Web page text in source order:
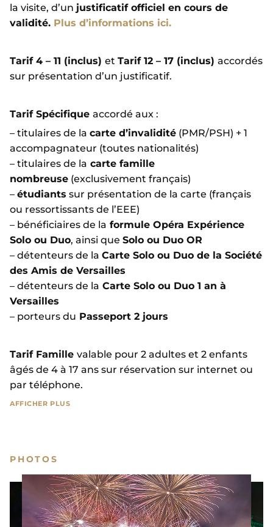
Harry Potter – Retour à Poudlard.
AFFICHER MOINS
la visite, d’un justificatif officiel en cours de
validité. Plus d’informations ici.
Tarif 4 – 11 (inclus) et Tarif 12 – 17 (inclus) accordés
sur présentation d’un justificatif.
Tarif Spécifique accordé aux :
– titulaires de la carte d’invalidité (PMR/PSH) + 1
accompagnateur (toutes nationalités)
– titulaires de la carte famille
nombreuse (exclusivement français)
– étudiants sur présentation de la carte (français
ou ressortissants de l’EEE)
– bénéficiaires de la formule Opéra Expérience
Solo ou Duo, ainsi que Solo ou Duo OR
– détenteurs de la Carte Solo ou Duo de la Société
des Amis de Versailles
– détenteurs de la Carte Solo ou Duo 1 an à
Versailles
– porteurs du Passeport 2 jours
Tarif Famille valable pour 2 adultes et 2 enfants
âgés de 4 à 17 ans sur réservation sur internet ou
par téléphone.
AFFICHER PLUS
AFFICHER MOINS
PHOTOS